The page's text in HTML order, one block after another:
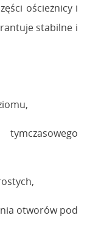
ościeżnicy i
stabilne i
otworów pod